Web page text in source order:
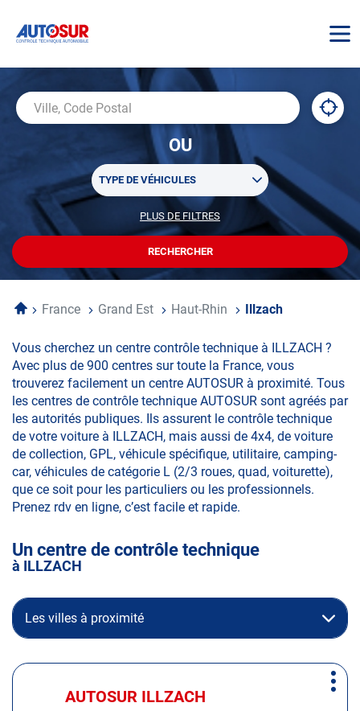
Code
Postal
À
,
OU
Sélectionner
un
plusieurs
recherche
TYPE DE VÉHICULES
PLUS DE FILTRES
POUR
PERSONNALISER
VOTRE
RECHERCHE
RECHERCHER
UN
CENTRE
AUTOSUR
AccueilFrance Grand Est Haut-Rhin Illzach
Vous cherchez un centre contrôle technique à ILLZACH ?
Avec plus de 900 centres sur toute la France, vous
trouverez facilement un centre AUTOSUR à proximité. Tous
les centres de contrôle technique AUTOSUR sont agréés par
les autorités publiques. Ils assurent le contrôle technique
de votre voiture à ILLZACH, mais aussi de 4x4, de voiture
de collection, GPL, véhicule spécifique, utilitaire, camping-
car, véhicules de catégorie L (2/3 roues, quad, voiturette),
que ce soit pour les particuliers ou les professionnels.
Prenez rdv en ligne, c’est facile et rapide.
Un centre de contrôle technique
à ILLZACH
Les villes à proximité
Appuyer
Centre
AUTOSUR ILLZACH
Plus